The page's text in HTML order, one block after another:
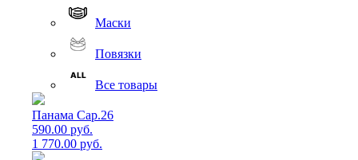
Маски
Повязки
Все товары
Панама Cap.26
590.00 руб.
1 770.00 руб.